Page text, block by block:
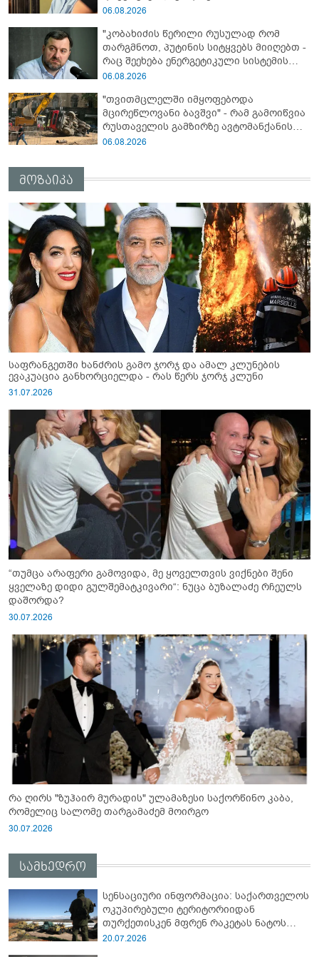
გათავისუფლებისკენ" - რას წერს ეუთო-ს
06.08.2026
"კობახიძის წერილი რუსულად რომ
თარგმნოთ, პუტინის სიტყვებს მიიღებთ -
რაც შეეხება ენერგეტიკული სისტემის
პრობლემას, ნამდვილად ვაპირებ
არამედ აღვადგინო ხაზის ტელეფონიც" -
გია ჯაფარიძე
06.08.2026
"თვითმცლელში იმყოფებოდა
მცირეწლოვანი ბავშვი" - რამ გამოიწვია
რუსთაველის გამზირზე ავტომანქანის
გადაბრუნება: “ჯივიპი” განცხადებას
06.08.2026
მოზაიკა
საფრანგეთში ხანძრის გამო ჯორჯ და ამალ კლუნების
ევაკუაცია განხორციელდა - რას წერს ჯორჯ კლუნი
31.07.2026
“თუმცა არაფერი გამოვიდა, მე ყოველთვის ვიქნები შენი
ყველაზე დიდი გულშემატკივარი“: ნუცა ბუზალაძე რჩეულს
დაშორდა?
30.07.2026
რა ღირს "ზუჰაირ მურადის" ულამაზესი საქორწინო კაბა,
რომელიც სალომე თარგამაძემ მოირგო
30.07.2026
სამხედრო
სენსაციური ინფორმაცია: საქართველოს
ოკუპირებული ტერიტორიიდან
თურქეთისკენ მფრენ რაკეტას ნატოს
სამიტი კინაღამ ჩაუშლია
20.07.2026